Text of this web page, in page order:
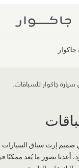
صميم إرث سباق السيارات
أعدنا تصور ما يُعد ممكنًا